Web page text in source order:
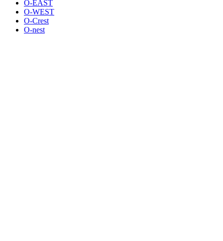
O-EAST
O-WEST
O-Crest
O-nest